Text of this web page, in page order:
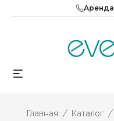
Аренда
Главная / Каталог /